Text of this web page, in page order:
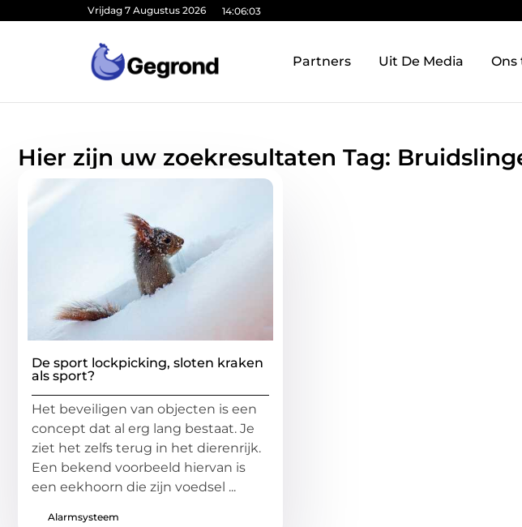
Vrijdag 7 Augustus 2026 14:06:03
Partners Uit De Media Ons
Hier zijn uw zoekresultaten Tag:
De sport lockpicking, sloten kraken
als sport?
Het beveiligen van objecten is een
concept dat al erg lang bestaat. Je
ziet het zelfs terug in het dierenrijk.
Een bekend voorbeeld hiervan is
een eekhoorn die zijn voedsel ...
Alarmsysteem